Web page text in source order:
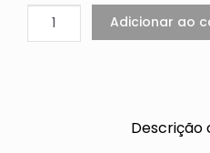
Adicionar ao